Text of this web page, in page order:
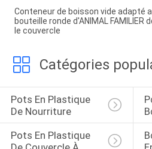
Conteneur de boisson vide adapté
bouteille ronde d'ANIMAL FAMILIER
le couvercle
Catégories
Pots En Plastique
De Nourriture
Pots En Plastique